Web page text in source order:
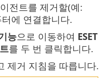
전트를 제거할(예:
에 연결합니다.
능으로 이동하여 ESET
를 두 번 클릭합니다.
제거 지침을 따릅니다.